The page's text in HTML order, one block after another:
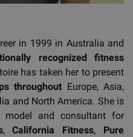
in 1999 in Australia and
recognized fitness
has taken her to present
throughout Europe, Asia,
and North America. She is
model and consultant for
,California Fitness, Pure